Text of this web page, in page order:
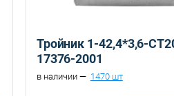
Тройник 1-42,4*3,6-
17376-2001
в наличии — 1470 шт